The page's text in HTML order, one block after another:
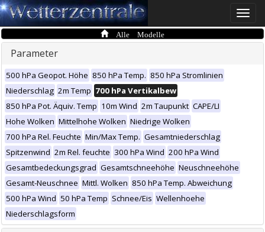
Toggle
Alle Modelle
Parameter
500 hPa Geopot. Höhe 850 hPa Temp. 850 hPa Stromlinien
Niederschlag 2m Temp 700 hPa Vertikalbew
850 hPa Pot. Äquiv. Temp 10m Wind 2m Taupunkt CAPE/LI
Hohe Wolken Mittelhohe Wolken Niedrige Wolken
700 hPa Rel. Feuchte Min/Max Temp. Gesamtniederschlag
Spitzenwind 2m Rel. feuchte 300 hPa Wind 200 hPa Wind
Gesamtbedeckungsgrad Gesamtschneehöhe Neuschneehöhe
Gesamt-Neuschnee Mittl. Wolken 850 hPa Temp. Abweichung
500 hPa Wind 50 hPa Temp Schnee/Eis Wellenhoehe
Niederschlagsform